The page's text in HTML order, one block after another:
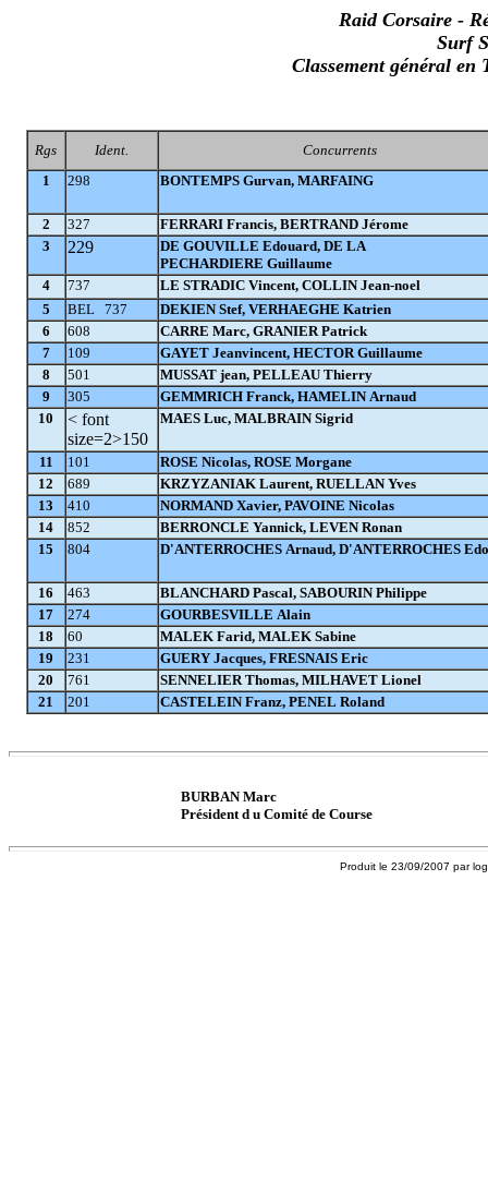
Raid Corsaire -
Surf
Classement général
Rgs Ident.
Concurrents
1
298 BONTEMPS Gurvan, MARFAING
2 327
FERRARI Francis, BERTRAND Jérome
3
229
DE GOUVILLE Edouard, DE LA
PECHARDIERE Guillaume
4
737
LE STRADIC Vincent, COLLIN Jean-noel
5
BEL 737
DEKIEN Stef, VERHAEGHE Katrien
6
608
CARRE Marc, GRANIER Patrick
7
109
GAYET Jeanvincent, HECTOR Guillaume
8
501
MUSSAT jean, PELLEAU Thierry
9
305
GEMMRICH Franck, HAMELIN Arnaud
10
< font
size=2>150
MAES Luc, MALBRAIN Sigrid
11 101
ROSE Nicolas, ROSE Morgane
12
689
KRZYZANIAK Laurent, RUELLAN Yves
13
410
NORMAND Xavier, PAVOINE Nicolas
14
852
BERRONCLE Yannick, LEVEN Ronan
15
804 D'ANTERROCHES Arnaud, D'ANTERROCHES
16 463
BLANCHARD Pascal, SABOURIN Philippe
17
274
GOURBESVILLE Alain
18
60
MALEK Farid, MALEK Sabine
19
231
GUERY Jacques, FRESNAIS Eric
20
761
SENNELIER Thomas, MILHAVET Lionel
21
201 CASTELEIN Franz, PENEL Roland
BURBAN Marc
Président d u Comité de Course
Produit le 23/09/2007 par